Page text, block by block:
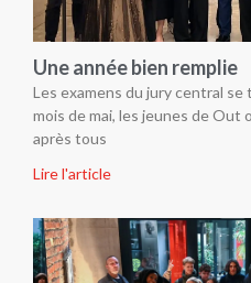
Une année bien remplie
Les examens du jury central
mois de mai, les jeunes de
après tous
Lire l'article